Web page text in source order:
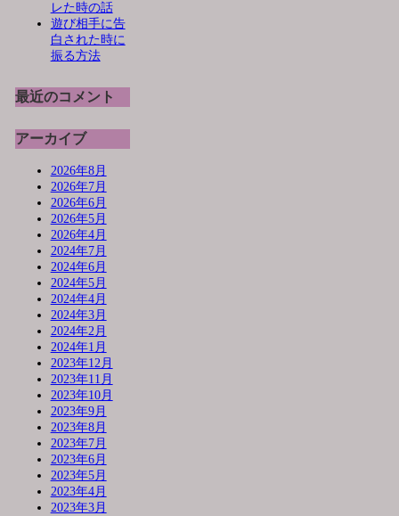
レた時の話
遊び相手に告
白された時に
振る方法
最近のコメント
アーカイブ
2026年8月
2026年7月
2026年6月
2026年5月
2026年4月
2024年7月
2024年6月
2024年5月
2024年4月
2024年3月
2024年2月
2024年1月
2023年12月
2023年11月
2023年10月
2023年9月
2023年8月
2023年7月
2023年6月
2023年5月
2023年4月
2023年3月